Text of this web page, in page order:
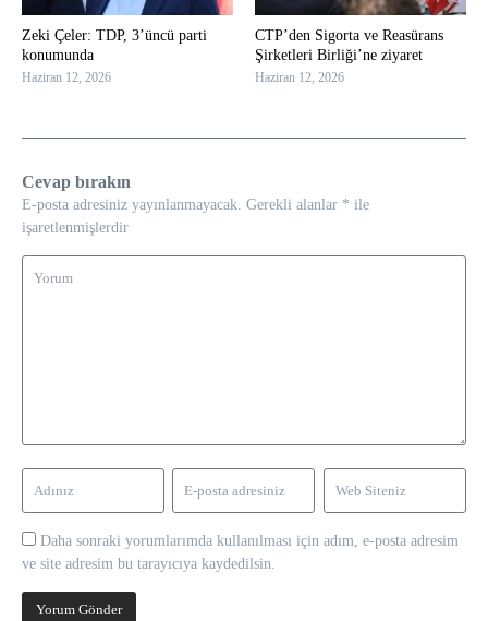
Zeki Çeler: TDP, 3’üncü parti
konumunda
Haziran 12, 2026
CTP’den Sigorta ve Reasürans
Şirketleri Birliği’ne ziyaret
Haziran 12, 2026
Cevap bırakın
E-posta adresiniz yayınlanmayacak. Gerekli alanlar * ile
işaretlenmişlerdir
Daha sonraki yorumlarımda kullanılması için adım, e-posta adresim
ve site adresim bu tarayıcıya kaydedilsin.